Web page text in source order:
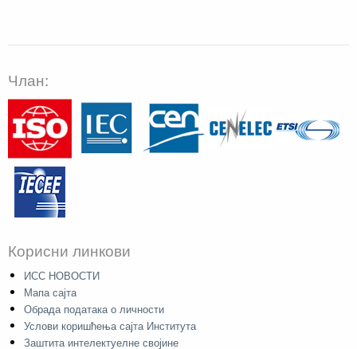
Члан:
Корисни линкови
ИСС НОВОСТИ
Мапа сајта
Обрада података о личности
Услови коришћења сајта Института
Заштита интелектуелне својине